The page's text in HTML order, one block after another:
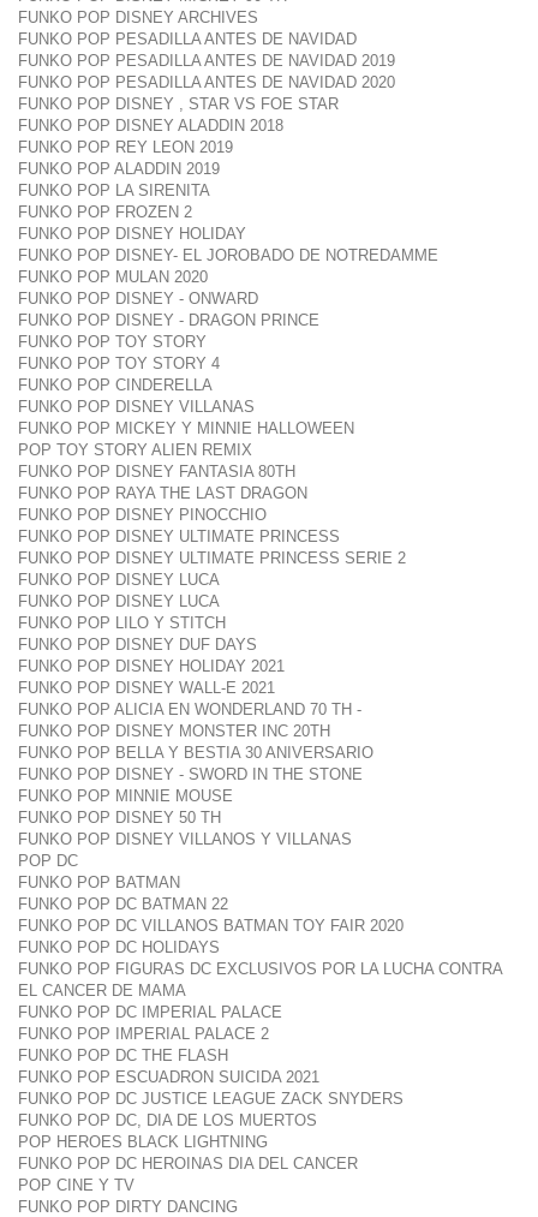
FUNKO POP DISNEY ARCHIVES
FUNKO POP PESADILLA ANTES DE NAVIDAD
FUNKO POP PESADILLA ANTES DE NAVIDAD 2019
FUNKO POP PESADILLA ANTES DE NAVIDAD 2020
FUNKO POP DISNEY , STAR VS FOE STAR
FUNKO POP DISNEY ALADDIN 2018
FUNKO POP REY LEON 2019
FUNKO POP ALADDIN 2019
FUNKO POP LA SIRENITA
FUNKO POP FROZEN 2
FUNKO POP DISNEY HOLIDAY
FUNKO POP DISNEY- EL JOROBADO DE NOTREDAMME
FUNKO POP MULAN 2020
FUNKO POP DISNEY - ONWARD
FUNKO POP DISNEY - DRAGON PRINCE
FUNKO POP TOY STORY
FUNKO POP TOY STORY 4
FUNKO POP CINDERELLA
FUNKO POP DISNEY VILLANAS
FUNKO POP MICKEY Y MINNIE HALLOWEEN
POP TOY STORY ALIEN REMIX
FUNKO POP DISNEY FANTASIA 80TH
FUNKO POP RAYA THE LAST DRAGON
FUNKO POP DISNEY PINOCCHIO
FUNKO POP DISNEY ULTIMATE PRINCESS
FUNKO POP DISNEY ULTIMATE PRINCESS SERIE 2
FUNKO POP DISNEY LUCA
FUNKO POP DISNEY LUCA
FUNKO POP LILO Y STITCH
FUNKO POP DISNEY DUF DAYS
FUNKO POP DISNEY HOLIDAY 2021
FUNKO POP DISNEY WALL-E 2021
FUNKO POP ALICIA EN WONDERLAND 70 TH -
FUNKO POP DISNEY MONSTER INC 20TH
FUNKO POP BELLA Y BESTIA 30 ANIVERSARIO
FUNKO POP DISNEY - SWORD IN THE STONE
FUNKO POP MINNIE MOUSE
FUNKO POP DISNEY 50 TH
FUNKO POP DISNEY VILLANOS Y VILLANAS
POP DC
FUNKO POP BATMAN
FUNKO POP DC BATMAN 22
FUNKO POP DC VILLANOS BATMAN TOY FAIR 2020
FUNKO POP DC HOLIDAYS
FUNKO POP FIGURAS DC EXCLUSIVOS POR LA LUCHA CONTRA
EL CANCER DE MAMA
FUNKO POP DC IMPERIAL PALACE
FUNKO POP IMPERIAL PALACE 2
FUNKO POP DC THE FLASH
FUNKO POP ESCUADRON SUICIDA 2021
FUNKO POP DC JUSTICE LEAGUE ZACK SNYDERS
FUNKO POP DC, DIA DE LOS MUERTOS
POP HEROES BLACK LIGHTNING
FUNKO POP DC HEROINAS DIA DEL CANCER
POP CINE Y TV
FUNKO POP DIRTY DANCING